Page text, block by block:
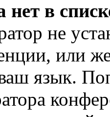
в
не
или
язык.